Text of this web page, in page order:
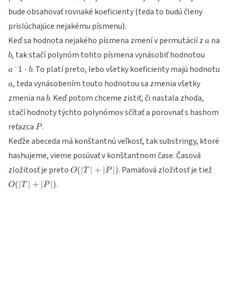
bude obsahovať rovnaké koeficienty (teda to budú členy
prislúchajúce nejakému písmenu).
Keď sa hodnota nejakého písmena zmení v permutácií z a
a na
b, tak stačí polynóm tohto písmena vynásobiť hodnotou
b
a− 1 ⋅ b. To platí preto, lebo všetky koeficienty majú hodnotu
a, teda vynásobením touto hodnotou sa zmenia všetky
zmenia na b
b. Keď potom chceme zistiť, či nastala zhoda,
stačí hodnoty týchto polynómov sčítať a porovnať s hashom
reťazca P
P.
Keďže abeceda má konštantnú veľkosť, tak substringy, ktoré
hashujeme, vieme posúvať v konštantnom čase. Časová
zložitosť je preto O(|T|
O( ∣T + ∣P ). Pamäťová zložitosť je tiež
O( ∣T + ∣P ).